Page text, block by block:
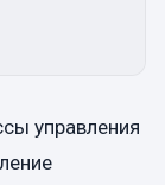
управления